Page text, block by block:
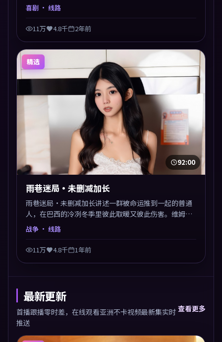
兼顾，人物关系错综复杂，后劲十足。美术与服化还原
喜剧 · 线路
11万 4.8千 2年前
精选
92:00
雨巷迷局·未删减加长
雨巷迷局·未删减加长讲述一群被命运推到一起的普通
人，在巴西的冷冽冬季里彼此取暖又彼此伤害。维姆·
文德斯以战争类型外壳探讨信任与背叛，映后讨论度颇
梁。
战争 · 线路
11万 4.8千 1年前
最新更新
首播跟播零时差，在线观看亚洲不卡视频最新集实时
推送
查看更多